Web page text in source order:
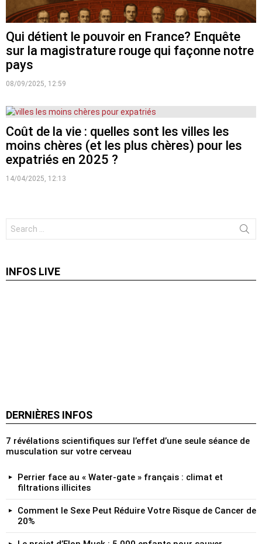
Qui détient le pouvoir en France? Enquête
sur la magistrature rouge qui façonne notre
pays
08/09/2025, 12:59
Coût de la vie : quelles sont les villes les
moins chères (et les plus chères) pour les
expatriés en 2025 ?
14/04/2025, 12:13
for:
INFOS LIVE
DERNIÈRES INFOS
7 révélations scientifiques sur l’effet d’une seule séance de
musculation sur votre cerveau
Perrier face au « Water‑gate » français : climat et
filtrations illicites
Comment le Sexe Peut Réduire Votre Risque de Cancer de
20%